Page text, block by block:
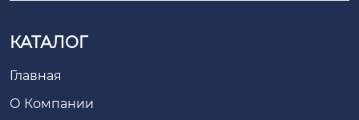
КАТАЛОГ
Главная
О Компании